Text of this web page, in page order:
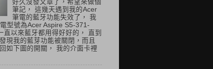
好久沒發文章了，希望來做個
筆記， 這幾天遇到我的Acer
筆電的藍牙功能失效了， 我
型號為Acer Aspire S5-371-
直以來藍牙都用得好好的， 直到
現我的藍芽功能被關閉，而且
如下圖的開關， 我的介面卡裡